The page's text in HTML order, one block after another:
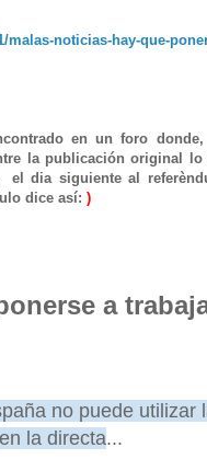
noticias-hay-que-
en un foro donde,
la publicación original
dia siguiente al
dice así: )
a
no puede utilizar
la directa...